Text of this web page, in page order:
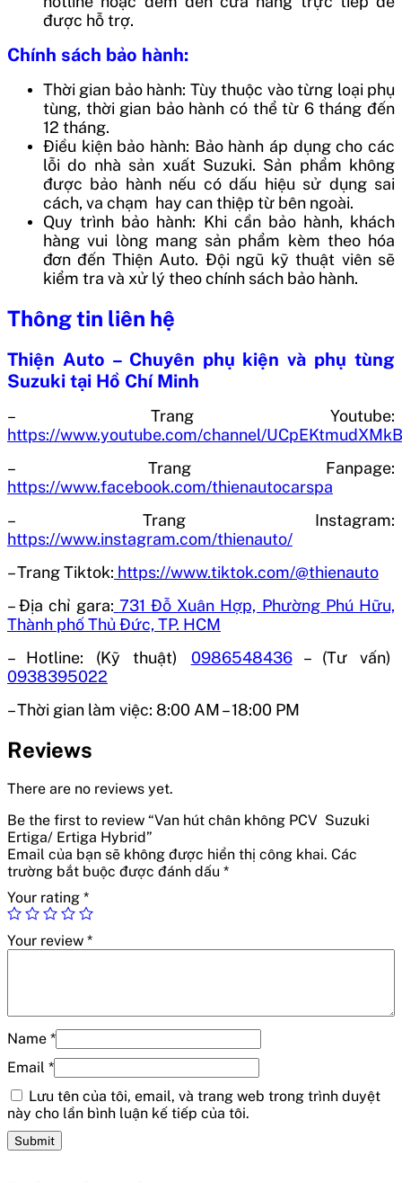
được hỗ trợ.
Chính sách bảo hành:
Thời gian bảo hành: Tùy thuộc vào từng loại phụ
tùng, thời gian bảo hành có thể từ 6 tháng đến
12 tháng.
Điều kiện bảo hành: Bảo hành áp dụng cho các
lỗi do nhà sản xuất Suzuki. Sản phẩm không
được bảo hành nếu có dấu hiệu sử dụng sai
cách, va chạm hay can thiệp từ bên ngoài.
Quy trình bảo hành: Khi cần bảo hành, khách
hàng vui lòng mang sản phẩm kèm theo hóa
đơn đến Thiện Auto. Đội ngũ kỹ thuật viên sẽ
kiểm tra và xử lý theo chính sách bảo hành.
Thông tin liên hệ
Thiện Auto – Chuyên phụ kiện và phụ tùng
Suzuki tại Hồ Chí Minh
– Trang Youtube:
https://www.youtube.com/channel/
– Trang Fanpage:
https://www.facebook.com/thienautocarspa
– Trang Instagram:
https://www.instagram.com/thienauto/
– Trang Tiktok: https://www.tiktok.com/@thienauto
– Địa chỉ gara: 731 Đỗ Xuân Hợp, Phường Phú Hữu,
Thành phố Thủ Đức, TP. HCM
– Hotline: (Kỹ thuật) 0986548436– (Tư vấn)
0938395022
– Thời gian làm việc: 8:00 AM – 18:00 PM
Reviews
There are no reviews yet.
Be the first to review “Van hút chân không PCV Suzuki
Ertiga/ Ertiga Hybrid”
Email của bạn sẽ không được hiển thị công khai. Các
trường bắt buộc được đánh dấu *
Your rating *
Your review *
Name *
Email *
Lưu tên của tôi, email, và trang web trong trình duyệt
này cho lần bình luận kế tiếp của tôi.